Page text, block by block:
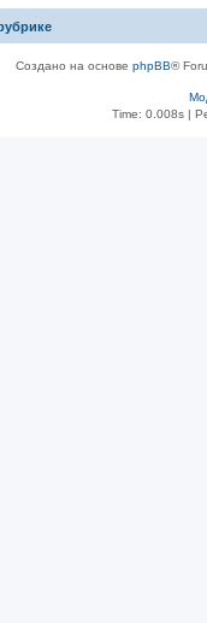
Создано на основе phpBB®
Time: 0.008s|